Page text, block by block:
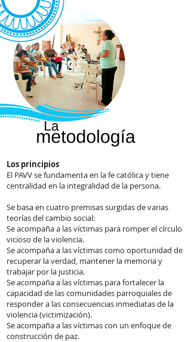
Los principios
El PAVV se fundamenta en la fe católica y tiene
centralidad en la integralidad de la persona.
Se basa en cuatro premisas surgidas de varias
teorías del cambio social:
Se acompaña a las víctimas para romper el círculo
vicioso de la violencia.
Se acompaña a las víctimas como oportunidad de
recuperar la verdad, mantener la memoria y
trabajar por la justicia.
Se acompaña a las víctimas para fortalecer la
capacidad de las comunidades parroquiales de
responder a las consecuencias inmediatas de la
violencia (victimización).
Se acompaña a las víctimas con un enfoque de
construcción de paz.